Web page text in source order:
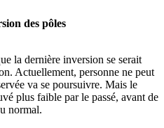
des pôles
la dernière inversion se serait
Actuellement, personne ne peut
va se poursuivre. Mais le
plus faible par le passé, avant de
normal.